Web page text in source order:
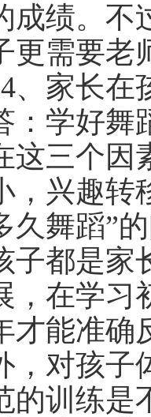
成绩。不
更需要老
、家长在
：学好舞
这三个因
，兴趣转
久舞蹈”
子都是家
，在学习
才能准确
，对孩子
的训练是